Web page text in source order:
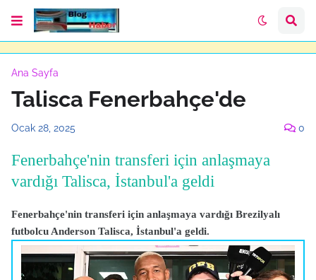
Ana Sayfa
Talisca Fenerbahçe'de
Ocak 28, 2025 0
Fenerbahçe'nin transferi için anlaşmaya
vardığı Talisca, İstanbul'a geldi
Fenerbahçe'nin transferi için anlaşmaya vardığı Brezilyalı
futbolcu Anderson Talisca, İstanbul'a geldi.